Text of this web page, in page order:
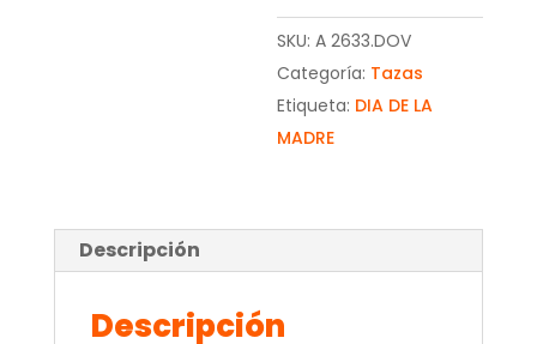
SKU:A 2633.DOV
Categoría: Tazas
Etiqueta: DIA DE LA
MADRE
Descripción
Descripción